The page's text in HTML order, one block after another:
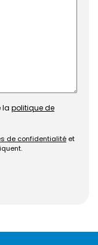
la politique de
de confidentialité et